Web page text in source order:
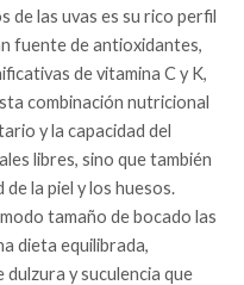
de las uvas es su rico perfil
fuente de antioxidantes,
de vitamina C y K,
combinación nutricional
y la capacidad del
libres, sino que también
la piel y los huesos.
tamaño de bocado las
dieta equilibrada,
y suculencia que